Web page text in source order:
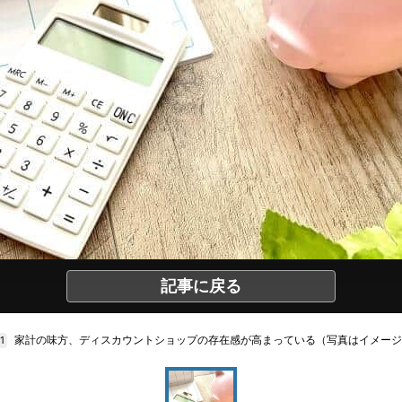
記事に戻る
家計の味方、ディスカウントショップの存在感が高まっている（写真はイメー